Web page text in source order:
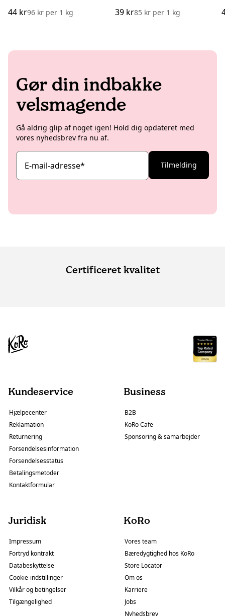
44 kr96 kr per 1 kg
39 kr85 kr per1 kg
Gør din indbakke
velsmagende
Gå aldrig glip af noget igen! Hold dig opdateret med
vores nyhedsbrev fra nu af.
E-mail-adresse* Tilmelding
Certificeret kvalitet
Kundeservice
Hjælpecenter
Reklamation
Returnering
Forsendelsesinformation
Forsendelsesstatus
Betalingsmetoder
Kontaktformular
Business
B2B
KoRo Cafe
Sponsoring & samarbejder
Juridisk
Impressum
Fortryd kontrakt
Databeskyttelse
Cookie-indstillinger
Vilkår og betingelser
Tilgængelighed
KoRo
Vores team
Bæredygtighed hos KoRo
Store Locator
Om os
Karriere
Jobs
Nyhedsbrev